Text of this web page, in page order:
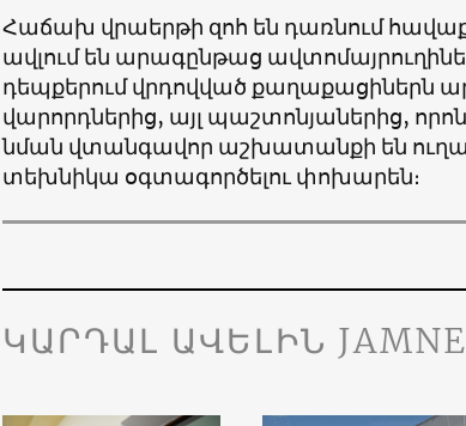
Հաճախ վրաերթի զոհ են դառնում
ավլում են արագընթաց
դեպքերում վրդովված քաղաքացիներն
վարորդներից, այլ պաշտոնյաներից,
նման վտանգավոր աշխատանքի են
տեխնիկա օգտագործելու փոխարեն։
ԿԱՐԴԱԼ ԱՎԵԼԻՆ